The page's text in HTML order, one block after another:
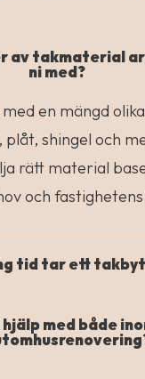
av takmaterial
ni med?
en mängd
plåt, shingel och
rätt material
och
tid tar ett
med både